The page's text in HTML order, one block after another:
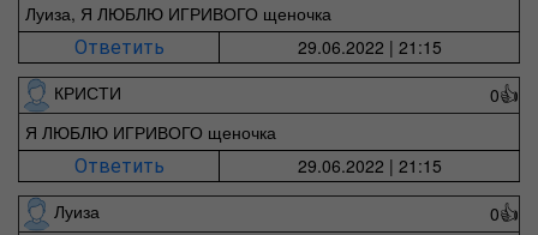
Луиза, Я ЛЮБЛЮ ИГРИВОГО щеночка
Ответить
29.06.2022 | 21:15
КРИСТИ
0👍
Я ЛЮБЛЮ ИГРИВОГО щеночка
Ответить
29.06.2022 | 21:15
Луиза
0👍